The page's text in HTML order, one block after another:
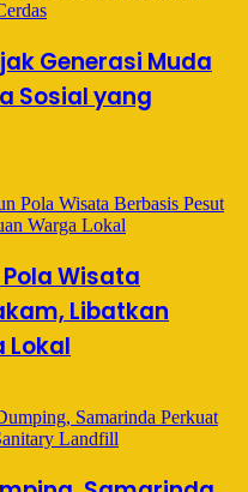
Generasi Muda
Sosial yang
Wisata
Libatkan
Lokal